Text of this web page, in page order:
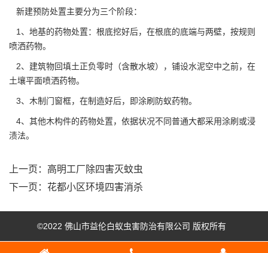
新建预防处置主要分为三个阶段：
1、地基的药物处置：根底挖好后，在根底的底端与两壁，按规则
喷洒药物。
2、建筑物回填土正负零时（含散水坡），铺设水泥空中之前，在
土壤平面喷洒药物。
3、木制门窗框，在制造好后，即涂刷防蚁药物。
4、其他木构件的药物处置，依据状况不同普通大都采用涂刷或浸
渍法。
上一页： 高明工厂除四害灭蚊虫
下一页： 花都小区环境四害消杀
©2022 佛山市益伦白蚁虫害防治有限公司 版权所有